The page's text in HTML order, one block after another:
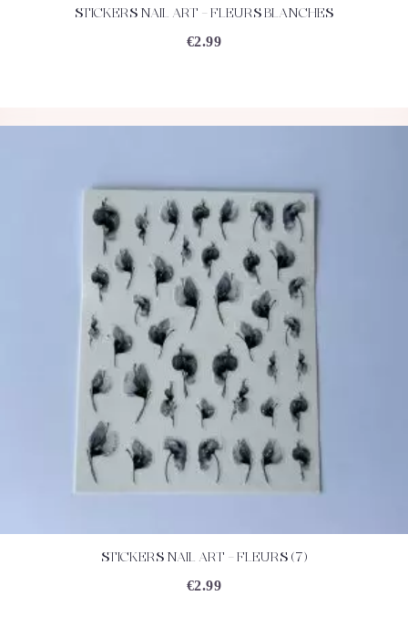
ACHETEZ DÉTAILS
STICKERS NAIL ART – FLEURS BLANCHES
€2.99
ACHETEZ DÉTAILS
STICKERS NAIL ART – FLEURS (7)
€2.99